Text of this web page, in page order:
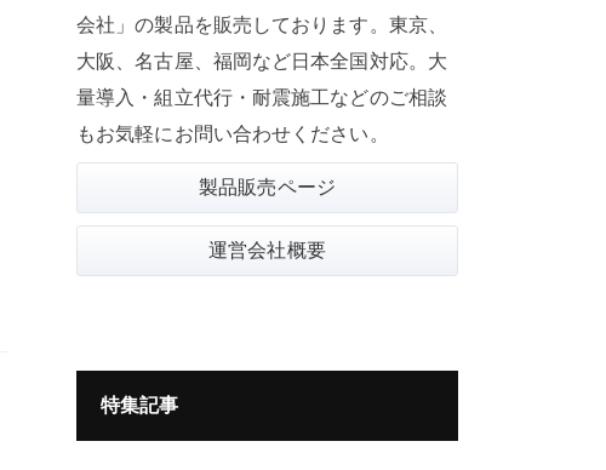
会社」の製品を販売しております。東京、
大阪、名古屋、福岡など日本全国対応。大
量導入・組立代行・耐震施工などのご相談
もお気軽にお問い合わせください。
製品販売ページ
運営会社概要
特集記事